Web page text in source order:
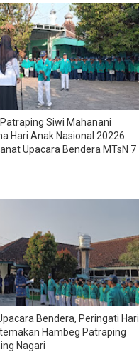
Siwi Mahanani
Hari Anak Nasional 20226
Upacara Bendera MTsN 7
Bendera, Peringati Hari
Hambeg Patraping
Nagari